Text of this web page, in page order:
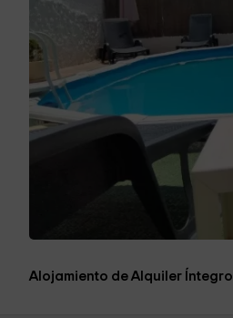
Alojamiento de Alquiler Íntegro